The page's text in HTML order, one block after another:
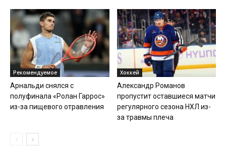
Рекомендуемое
Арнальди снялся с
полуфинала «Ролан Гаррос»
из-за пищевого отравления
Хоккей
Александр Романов
пропустит оставшиеся матчи
регулярного сезона НХЛ из-
за травмы плеча